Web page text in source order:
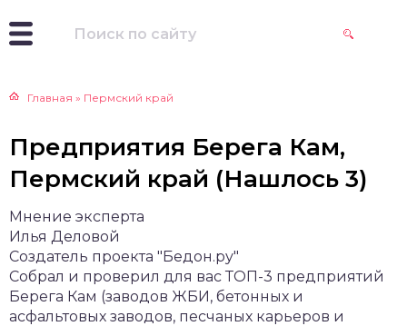
Главная » Пермский край
Предприятия Берега Кам,
Пермский край (Нашлось 3)
Мнение эксперта
Илья Деловой
Создатель проекта "Бедон.ру"
Собрал и проверил для вас ТОП-3 предприятий
Берега Кам (заводов ЖБИ, бетонных и
асфальтовых заводов, песчаных карьеров и